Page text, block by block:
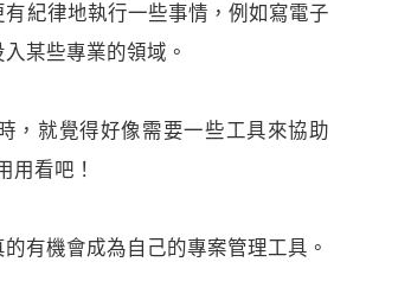
紀律地執行一些事情，例如寫電子
某些專業的領域。
，就覺得好像需要一些工具來協助
用看吧！
有機會成為自己的專案管理工具。